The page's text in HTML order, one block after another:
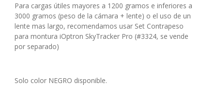
Para cargas útiles mayores a 1200 gramos e inferiores a
3000 gramos (peso de la cámara + lente) o el uso de un
lente mas largo, recomendamos usar Set Contrapeso
para montura iOptron SkyTracker Pro (#3324, se vende
por separado)
Solo color NEGRO disponible.